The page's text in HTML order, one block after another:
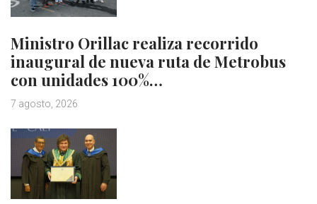
Ministro Orillac realiza recorrido
inaugural de nueva ruta de Metrobus
con unidades 100%…
7 agosto, 2026